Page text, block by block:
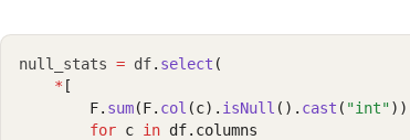
null_stats = df. select (
* [
        F.
sum(F. col (c). isNull (). cast ( "int"
for c in df.columns